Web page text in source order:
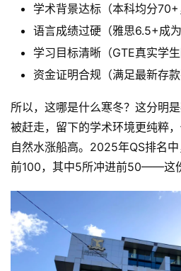
学术背景达标（本科均分70+
语言成绩过硬（雅思6.5+成为
学习目标清晰（GTE真实学生
资金证明合规（满足最新存款
所以，这哪是什么寒冬？这分明是
被赶走，留下的学术环境更纯粹
自然水涨船高。2025年QS排名
前100，其中5所冲进前50——这